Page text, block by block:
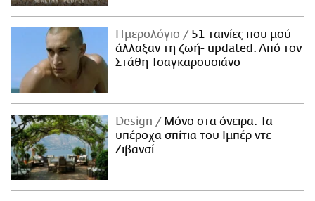
Ημερολόγιο
51 ταινίες που μού
άλλαξαν τη ζωή- updated. Aπό τον
Στάθη Τσαγκαρουσιάνο
Design
Μόνο στα όνειρα: Τα
υπέροχα σπίτια του Ιμπέρ ντε
Ζιβανσί